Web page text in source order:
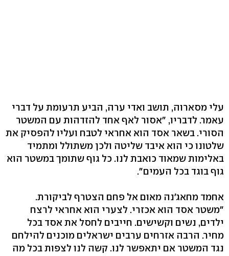
עלי מסארוה, תושב ואדי ערה, הביע תרעומת על דברי
עאמר. לדבריו, "אסור לאף אחד להזדהות עם המשטר
הסורי. בשאר אסד הוא אחראי לטבח ועליו להפסיק את
שלטונו כי הוא איבד שליטה ולכן משתולל ומתמיד
באלימות שמאוד כואבת לנו. כל גוף שתומך במשטר הוא
גוף בוגד בכל העמים".
אחמד מחאג'נה מאום אל פחם הצטרף לביקורת.
"משטר אסד הוא אכזרי. לצערי הוא אחראי לרצח
ילדים, נשים וקשישים. חייבים לחסל את אסד בכל
מחיר. הרבה אזרחים ערבים ישראלים מוכנים להילחם
נגד המשטר אם יתאפשר לנו. קשה לנו לצפות בכל מה